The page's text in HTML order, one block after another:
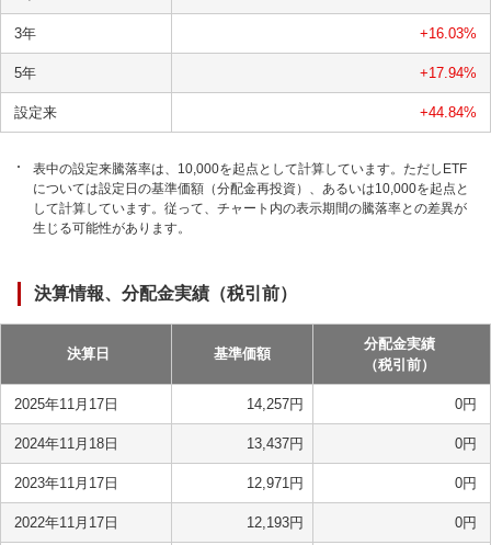
3年 +16.03%
5年 +17.94%
設定来 +44.84%
表中の設定来騰落率は、10,000を起点として計算しています。ただしETF
については設定日の基準価額（分配金再投資）、あるいは10,000を起点と
して計算しています。従って、チャート内の表示期間の騰落率との差異が
生じる可能性があります。
決算情報、分配金実績（税引前）
決算日 基準価額
分配金実績
（税引前）
2025年11月17日 14,257円 0円
2024年11月18日 13,437円 0円
2023年11月17日 12,971円 0円
2022年11月17日 12,193円 0円